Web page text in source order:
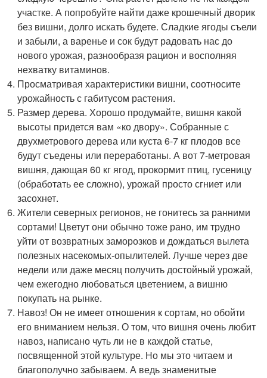
участке. А попробуйте найти даже крошечный дворик
без вишни, долго искать будете. Сладкие ягоды съели
и забыли, а варенье и сок будут радовать нас до
нового урожая, разнообразя рацион и восполняя
нехватку витаминов.
Просматривая характеристики вишни, соотносите
урожайность с габитусом растения.
Размер дерева. Хорошо продумайте, вишня какой
высоты придется вам «ко двору». Собранные с
двухметрового дерева или куста 6-7 кг плодов все
будут съедены или переработаны. А вот 7-метровая
вишня, дающая 60 кг ягод, прокормит птиц, гусеницу
(обработать ее сложно), урожай просто сгниет или
засохнет.
Жители северных регионов, не гонитесь за ранними
сортами! Цветут они обычно тоже рано, им трудно
уйти от возвратных заморозков и дождаться вылета
полезных насекомых-опылителей. Лучше через две
недели или даже месяц получить достойный урожай,
чем ежегодно любоваться цветением, а вишню
покупать на рынке.
Навоз! Он не имеет отношения к сортам, но обойти
его вниманием нельзя. О том, что вишня очень любит
навоз, написано чуть ли не в каждой статье,
посвященной этой культуре. Но мы это читаем и
благополучно забываем. А ведь знаменитые